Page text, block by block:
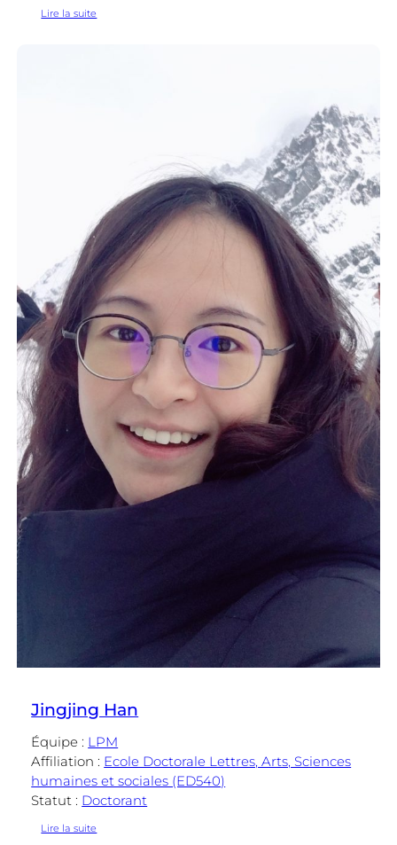
Lire la suite
Jingjing Han
Équipe : LPM
Affiliation : Ecole Doctorale Lettres, Arts, Sciences
humaines et sociales (ED540)
Statut : Doctorant
Lire la suite